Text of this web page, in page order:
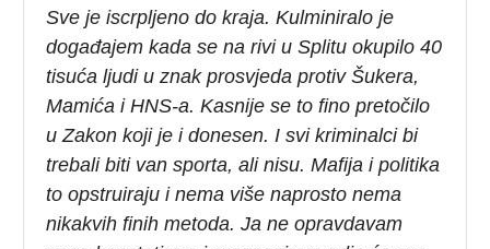
Sve je iscrpljeno do kraja. Kulminiralo je
događajem kada se na rivi u Splitu okupilo 40
tisuća ljudi u znak prosvjeda protiv Šukera,
Mamića i HNS-a. Kasnije se to fino pretočilo
u Zakon koji je i donesen. I svi kriminalci bi
trebali biti van sporta, ali nisu. Mafija i politika
to opstruiraju i nema više naprosto nema
nikakvih finih metoda. Ja ne opravdavam